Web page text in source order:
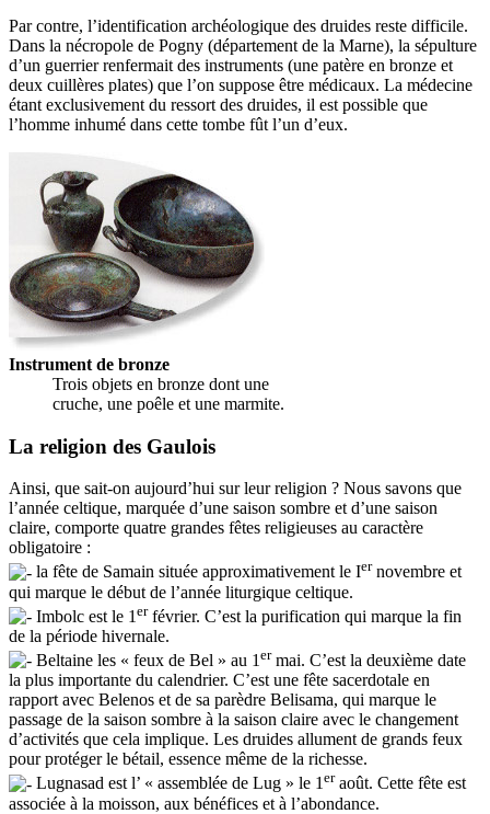
Par contre, l’identification archéologique des druides reste difficile.
Dans la nécropole de Pogny (département de la Marne), la sépulture
d’un guerrier renfermait des instruments (une patère en bronze et
deux cuillères plates) que l’on suppose être médicaux. La médecine
étant exclusivement du ressort des druides, il est possible que
l’homme inhumé dans cette tombe fût l’un d’eux.
Instrument de bronze
Trois objets en bronze dont une
cruche, une poêle et une marmite.
La religion des Gaulois
Ainsi, que sait-on aujourd’hui sur leur religion ? Nous savons que
l’année celtique, marquée d’une saison sombre et d’une saison
claire, comporte quatre grandes fêtes religieuses au caractère
obligatoire :
la fête de Samain située approximativement le Iernovembre et
qui marque le début de l’année liturgique celtique.
Imbolc est le 1 erfévrier. C’est la purification qui marque la fin
de la période hivernale.
Beltaine les « feux de Bel » au 1ermai. C’est la deuxième date
la plus importante du calendrier. C’est une fête sacerdotale en
rapport avec Belenos et de sa parèdre Belisama, qui marque le
passage de la saison sombre à la saison claire avec le changement
d’activités que cela implique. Les druides allument de grands feux
pour protéger le bétail, essence même de la richesse.
Lugnasad est l’ « assemblée de Lug » le 1eraoût. Cette fête est
associée à la moisson, aux bénéfices et à l’abondance.